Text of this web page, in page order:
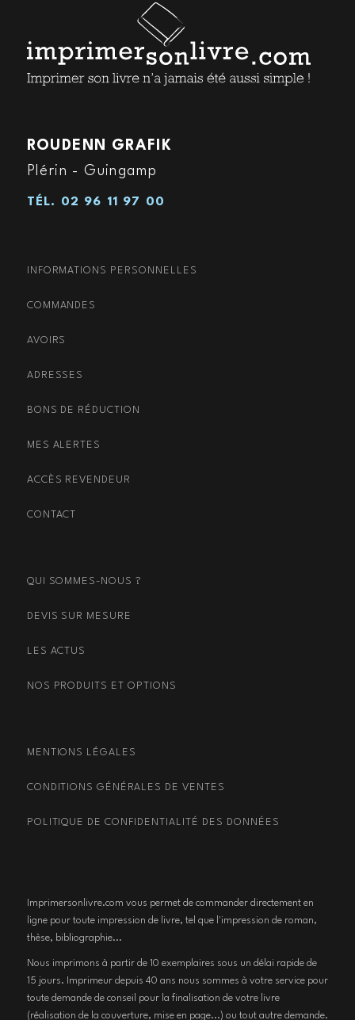
ROUDENN GRAFIK
Plérin - Guingamp
TÉL. 02 96 11 97 00
INFORMATIONS PERSONNELLES
COMMANDES
AVOIRS
ADRESSES
BONS DE RÉDUCTION
MES ALERTES
ACCÈS REVENDEUR
CONTACT
QUI SOMMES-NOUS ?
DEVIS SUR MESURE
LES ACTUS
NOS PRODUITS ET OPTIONS
MENTIONS LÉGALES
CONDITIONS GÉNÉRALES DE VENTES
POLITIQUE DE CONFIDENTIALITÉ DES DONNÉES
Imprimersonlivre.com vous permet de commander directement en
ligne pour toute impression de livre, tel que l'impression de roman,
thèse, bibliographie...
Nous imprimons à partir de 10 exemplaires sous un délai rapide de
15 jours. Imprimeur depuis 40 ans nous sommes à votre service pour
toute demande de conseil pour la finalisation de votre livre
(réalisation de la couverture, mise en page...) ou tout autre demande.